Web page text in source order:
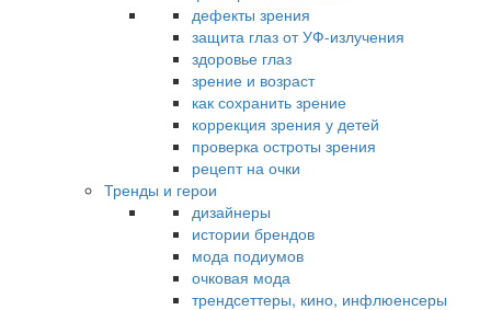
дефекты зрения
защита глаз от УФ-излучения
здоровье глаз
зрение и возраст
как сохранить зрение
коррекция зрения у детей
проверка остроты зрения
рецепт на очки
Тренды и герои
дизайнеры
истории брендов
мода подиумов
очковая мода
трендсеттеры, кино, инфлюенсеры